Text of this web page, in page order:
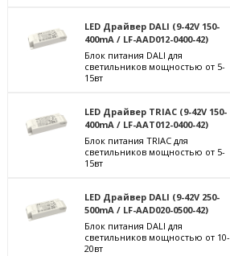
LED Драйвер DALI (9-42V 150-
400mA / LF-AAD012-0400-42)
Блок питания DALI для
светильников мощностью от 5-
15вт
LED Драйвер TRIAC (9-42V 150-
400mA / LF-AAT012-0400-42)
Блок питания TRIAC для
светильников мощностью от 5-
15вт
LED Драйвер DALI (9-42V 250-
500mA / LF-AAD020-0500-42)
Блок питания DALI для
светильников мощностью от 10-
20вт